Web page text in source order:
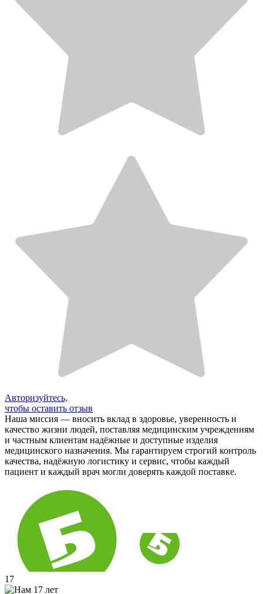
Авторизуйтесь,
чтобы оставить отзыв
Наша миссия — вносить вклад в здоровье, уверенность и
качество жизни людей, поставляя медицинским учреждениям
и частным клиентам надёжные и доступные изделия
медицинского назначения. Мы гарантируем строгий контроль
качества, надёжную логистику и сервис, чтобы каждый
пациент и каждый врач могли доверять каждой поставке.
17